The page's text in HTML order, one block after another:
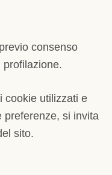
consenso
profilazione.
cookie utilizzati e
preferenze, si invita
sito.